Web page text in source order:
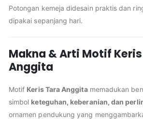
Potongan kemeja didesain praktis dan
dipakai sepanjang hari.
Makna & Arti Motif
Anggita
Motif Keris Tara Anggitamemadukan
simbol keteguhan, keberanian, dan
ornamen pendukung yang